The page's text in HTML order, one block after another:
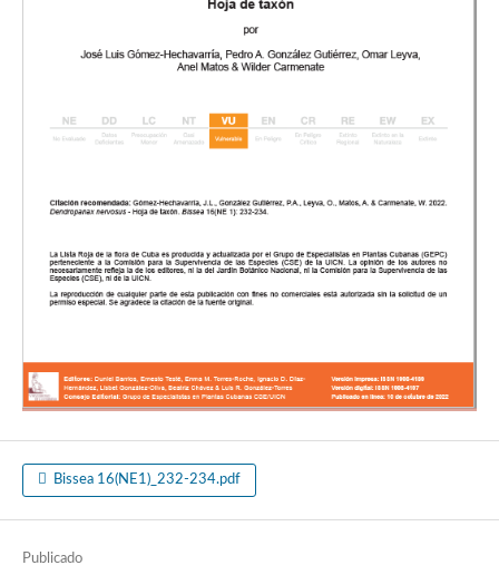
Bissea 16(NE1)_232-234.pdf
Publicado